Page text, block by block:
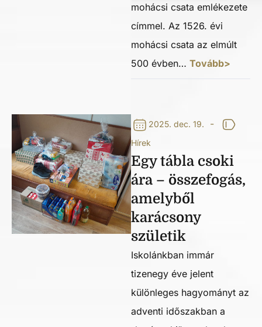
mohácsi csata emlékezete
címmel. Az 1526. évi
mohácsi csata az elmúlt
500 évben… Tovább>
2025. dec. 19. -
Hírek
Egy tábla csoki
ára – összefogás,
amelyből
karácsony
születik
Iskolánkban immár
tizenegy éve jelent
különleges hagyományt az
adventi időszakban a